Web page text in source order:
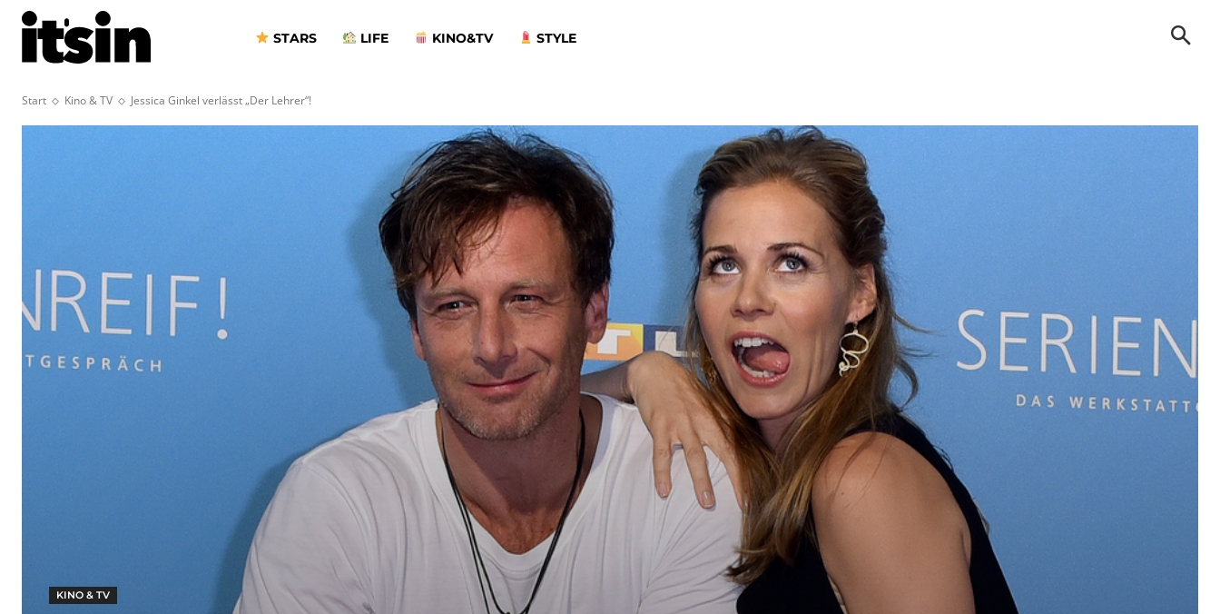
STARS LIFE KINO&TV STYLE
Start Kino & TV Jessica Ginkel verlässt „Der Lehrer“!
KINO & TV